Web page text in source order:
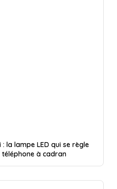
la lampe LED qui se règle
téléphone à cadran